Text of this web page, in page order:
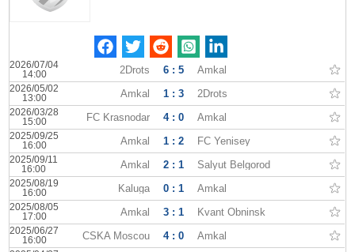
2026/07/04
14:00
2Drots 6 : 5 Amkal
2026/05/02
13:00
Amkal 1 : 3 2Drots
2026/03/28
15:00
FC Krasnodar 4 : 0 Amkal
2025/09/25
16:00
Amkal 1 : 2 FC Yenisey
2025/09/11
16:00
Amkal 2 : 1 Salyut Belgorod
2025/08/19
16:00
Kaluga 0 : 1 Amkal
2025/08/05
17:00
Amkal 3 : 1 Kvant Obninsk
2025/06/27
16:00
CSKA Moscou 4 : 0 Amkal